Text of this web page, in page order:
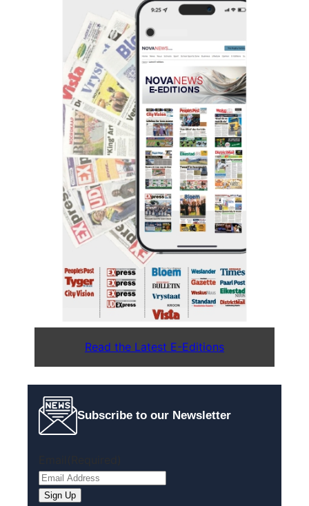
Read the Latest E-Editions
Subscribe to our Newsletter